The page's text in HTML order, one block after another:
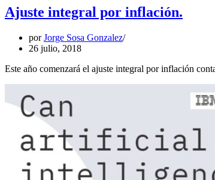
Ajuste integral por inflación.
porJorge Sosa Gonzalez
26 julio, 2018
Este año comenzará el ajuste integral por inflación